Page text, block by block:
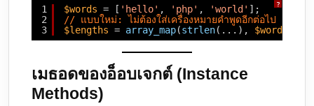
?
1
2
3
$words = [ 'hello' , 'php' , 'world' ];
// แบบใหม่: ไม่ต้องใส่เครื่องหมายคำพูดอีกต่อไป
$lengths = array_map(strlen(...), $words
เมธอดของอ็อบเจกต์ (Instance
Methods)